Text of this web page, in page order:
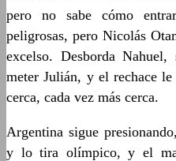
pero no sabe cómo
peligrosas, pero Nicolás
excelso. Desborda
meter Julián, y el rechace
cerca, cada vez más cerca.
Argentina sigue
y lo tira olímpico, y el